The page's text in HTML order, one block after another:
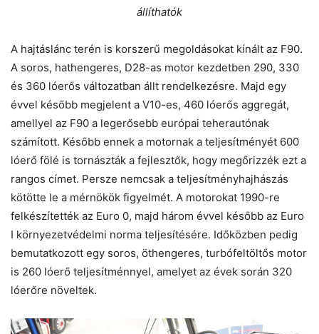
állíthatók
A hajtáslánc terén is korszerű megoldásokat kínált az F90.
A soros, hathengeres, D28-as motor kezdetben 290, 330
és 360 lóerős változatban állt rendelkezésre. Majd egy
évvel később megjelent a V10-es, 460 lóerős aggregát,
amellyel az F90 a legerősebb európai teherautónak
számított. Később ennek a motornak a teljesítményét 600
lóerő fölé is tornászták a fejlesztők, hogy megőrizzék ezt a
rangos címet. Persze nemcsak a teljesítményhajhászás
kötötte le a mérnökök figyelmét. A motorokat 1990-re
felkészítették az Euro 0, majd három évvel később az Euro
I környezetvédelmi norma teljesítésére. Időközben pedig
bemutatkozott egy soros, öthengeres, turbófeltöltős motor
is 260 lóerő teljesítménnyel, amelyet az évek során 320
lóerőre növeltek.